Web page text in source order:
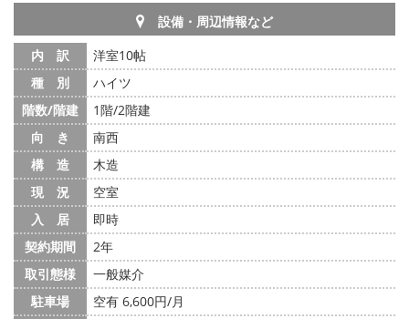
設備・周辺情報など
内 訳
洋室10帖
種 別
ハイツ
階数/階建
1階/2階建
向 き
南西
構 造
木造
現 況
空室
入 居
即時
契約期間
2年
取引態様
一般媒介
駐車場
空有 6,600円/月